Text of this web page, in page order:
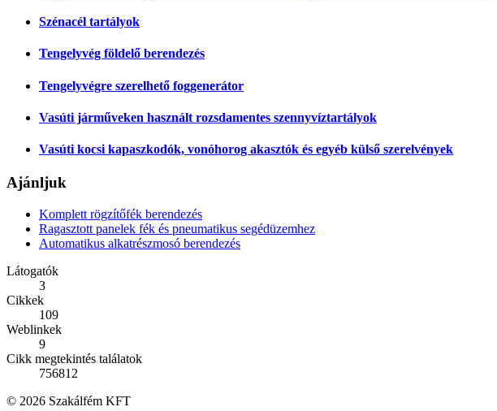
Szénacél tartályok
Tengelyvég földelő berendezés
Tengelyvégre szerelhető foggenerátor
Vasúti járműveken használt rozsdamentes szennyvíztartályok
Vasúti kocsi kapaszkodók, vonóhorog akasztók és egyéb külső szerelvények
Ajánljuk
Komplett rögzítőfék berendezés
Ragasztott panelek fék és pneumatikus segédüzemhez
Automatikus alkatrészmosó berendezés
Látogatók
3
Cikkek
109
Weblinkek
9
Cikk megtekintés találatok
756812
© 2026 Szakálfém KFT